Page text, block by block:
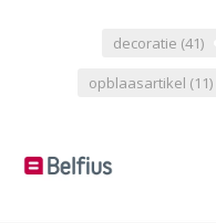
decoratie (41)
opblaasartikel (11)